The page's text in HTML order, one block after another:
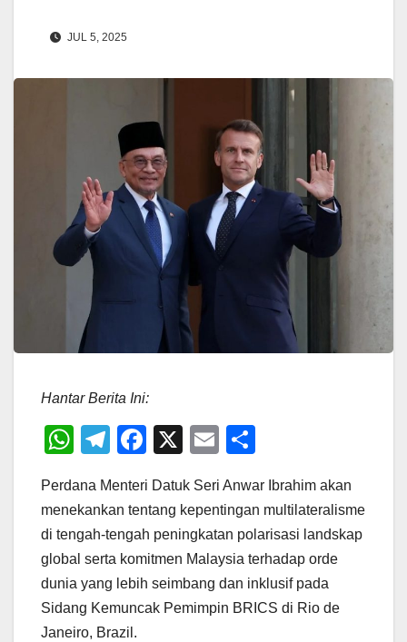
JUL 5, 2025
Hantar Berita Ini:
W
at
s
A
p
p
T
e
gr
a
m
F
c
e
b
o
o
X
E
ail ar
e
Perdana Menteri Datuk Seri Anwar Ibrahim akan
menekankan tentang kepentingan multilateralisme
di tengah-tengah peningkatan polarisasi landskap
global serta komitmen Malaysia terhadap orde
dunia yang lebih seimbang dan inklusif pada
Sidang Kemuncak Pemimpin BRICS di Rio de
Janeiro, Brazil.